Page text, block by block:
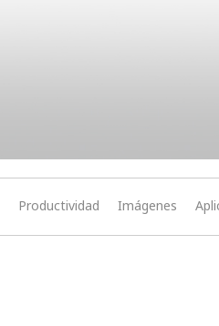
Productividad Imágenes